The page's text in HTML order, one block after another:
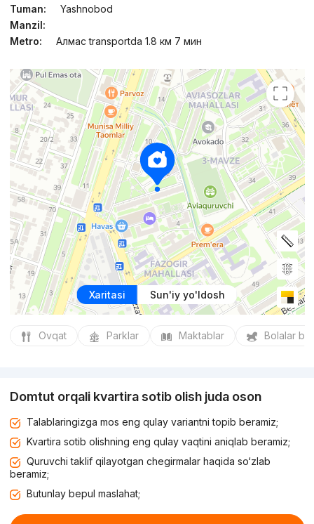
Tuman:
Yashnobod
Manzil:
Metro:
Алмас transportda 1.8 км 7 мин
Xaritasi Sun'iy yo'ldosh
Ovqat Parklar Maktablar Bolalar
Domtut orqali kvartira sotib olish juda oson
Talablaringizga mos eng qulay variantni topib beramiz;
Kvartira sotib olishning eng qulay vaqtini aniqlab beramiz;
Quruvchi taklif qilayotgan chegirmalar haqida so‘zlab
beramiz;
Butunlay bepul maslahat;